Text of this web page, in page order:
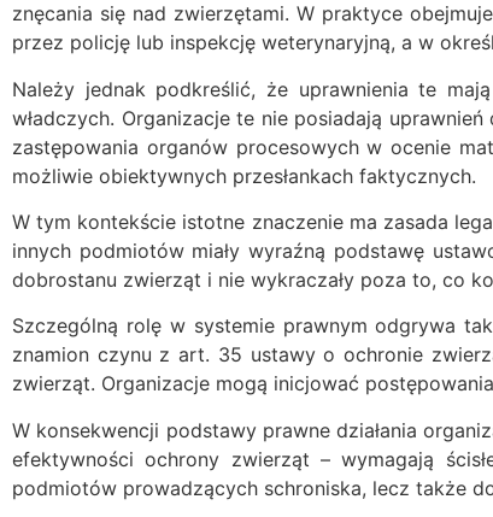
znęcania się nad zwierzętami. W praktyce
przez policję lub inspekcję weterynaryjną, a w
Należy jednak podkreślić, że uprawnienia te
władczych. Organizacje te nie posiadają
zastępowania organów procesowych w ocenie
możliwie obiektywnych przesłankach faktycznych.
W tym kontekście istotne znaczenie ma zasada
innych podmiotów miały wyraźną podstawę
dobrostanu zwierząt i nie wykraczały poza to, co
Szczególną rolę w systemie prawnym odgrywa
znamion czynu z art. 35 ustawy o ochronie
zwierząt. Organizacje mogą inicjować
W konsekwencji podstawy prawne działania
efektywności ochrony zwierząt – wymagają
podmiotów prowadzących schroniska, lecz także